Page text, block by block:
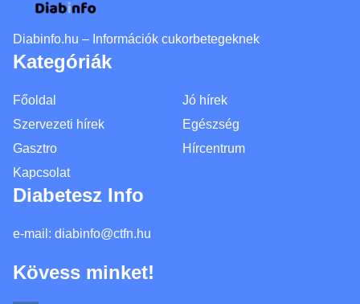
Diabinfo.hu – Információk cukorbetegeknek
Kategóriák
Főoldal
Jó hírek
Szervezeti hírek
Egészség
Gasztro
Hírcentrum
Kapcsolat
Diabetesz Info
e-mail: diabinfo@ctfn.hu
Kövess minket!